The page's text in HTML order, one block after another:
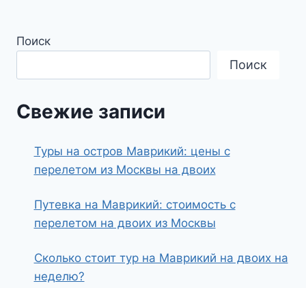
Поиск
Поиск
Свежие записи
Туры на остров Маврикий: цены с
перелетом из Москвы на двоих
Путевка на Маврикий: стоимость с
перелетом на двоих из Москвы
Сколько стоит тур на Маврикий на двоих на
неделю?